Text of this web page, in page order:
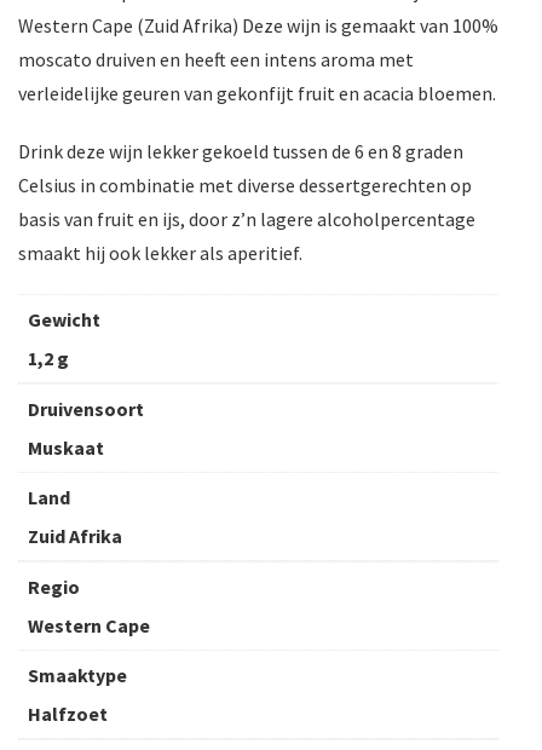
Western Cape (Zuid Afrika) Deze wijn is gemaakt van 100%
moscato druiven en heeft een intens aroma met
verleidelijke geuren van gekonfijt fruit en acacia bloemen.
Drink deze wijn lekker gekoeld tussen de 6 en 8 graden
Celsius in combinatie met diverse dessertgerechten op
basis van fruit en ijs, door z’n lagere alcoholpercentage
smaakt hij ook lekker als aperitief.
Gewicht
1,2 g
Druivensoort
Muskaat
Land
Zuid Afrika
Regio
Western Cape
Smaaktype
Halfzoet